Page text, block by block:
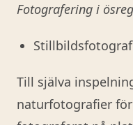
Fotografering i
Till själva
naturfotografier